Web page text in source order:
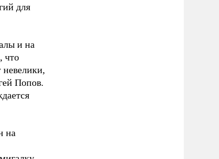
для
и на
что
невелики,
Попов.
на